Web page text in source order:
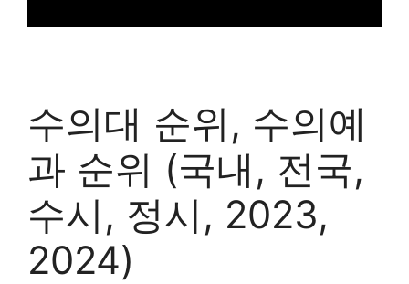
수의대 순위, 수의예
과 순위 (국내, 전국,
수시, 정시, 2023,
2024)